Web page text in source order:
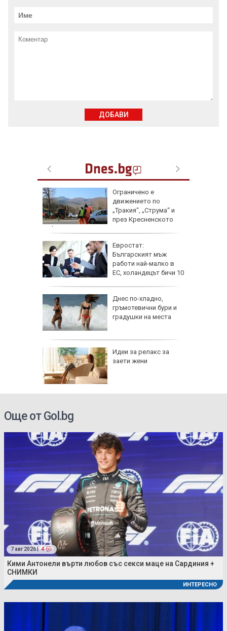
Ограничено е
движението по
„Тракия“, „Струма“ и
през Кресненското
дефиле
Евростат:
Българският мъж
работи най-малко в
ЕС, холандецът бичи 10
Днес по-хладно,
гръмотевични бури и
градушки на места
Идеи за релакс за
заети жени
ДОБАВИ
Още от Gol.bg
7 авг 2026 | 4
Кими Антонели върти любов със секси маце на Сардиния +
СНИМКИ
ИНТЕРЕСНО